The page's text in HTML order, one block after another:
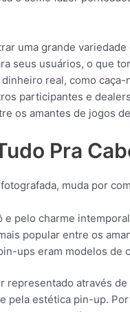
uma grande
seus usuários, o que
real, como
participantes e
os amantes de jogos
Pra
muda por
e pelo charme
popular entre os
ups eram modelos
representado através
estética pin-up.